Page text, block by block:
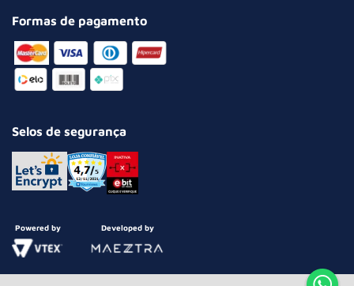
Formas de pagamento
Selos de segurança
Powered by Developed by